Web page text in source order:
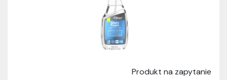
Produkt na zapytanie